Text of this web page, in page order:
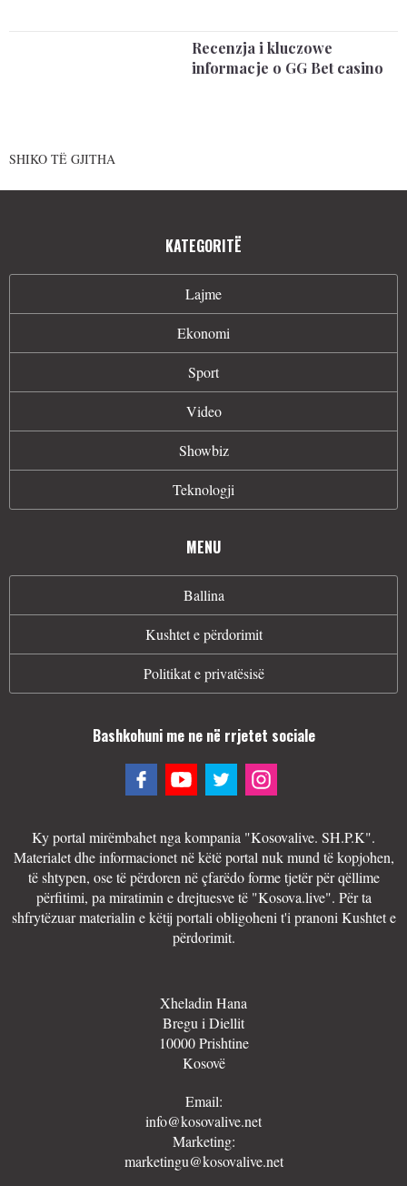
Recenzja i kluczowe
informacje o GG Bet casino
SHIKO TË GJITHA
KATEGORITË
Lajme
Ekonomi
Sport
Video
Showbiz
Teknologji
MENU
Ballina
Kushtet e përdorimit
Politikat e privatësisë
Bashkohuni me ne në rrjetet sociale
Ky portal mirëmbahet nga kompania "Kosovalive. SH.P.K".
Materialet dhe informacionet në këtë portal nuk mund të kopjohen,
të shtypen, ose të përdoren në çfarëdo forme tjetër për qëllime
përfitimi, pa miratimin e drejtuesve të "Kosova.live". Për ta
shfrytëzuar materialin e këtij portali obligoheni t'i pranoni Kushtet e
përdorimit.
Xheladin Hana
Bregu i Diellit
10000 Prishtine
Kosovë
Email:
info@kosovalive.net
Marketing:
marketingu@kosovalive.net